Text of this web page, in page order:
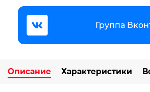
Группа
Описание Характеристики